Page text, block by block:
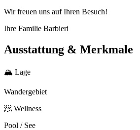
Wir freuen uns auf Ihren Besuch!
Ihre Familie Barbieri
Ausstattung & Merkmale
🏔 Lage
Wandergebiet
🧖 Wellness
Pool / See